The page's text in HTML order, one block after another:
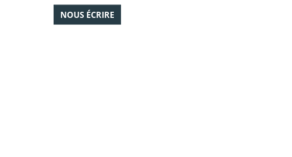
NOUS ÉCRIRE